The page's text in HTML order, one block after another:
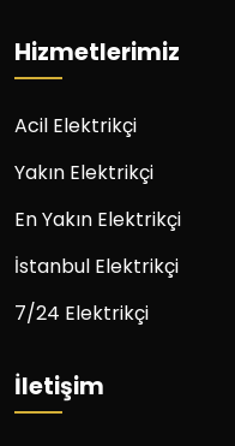
Hizmetlerimiz
Acil Elektrikçi
Yakın Elektrikçi
En Yakın Elektrikçi
İstanbul Elektrikçi
7/24 Elektrikçi
İletişim